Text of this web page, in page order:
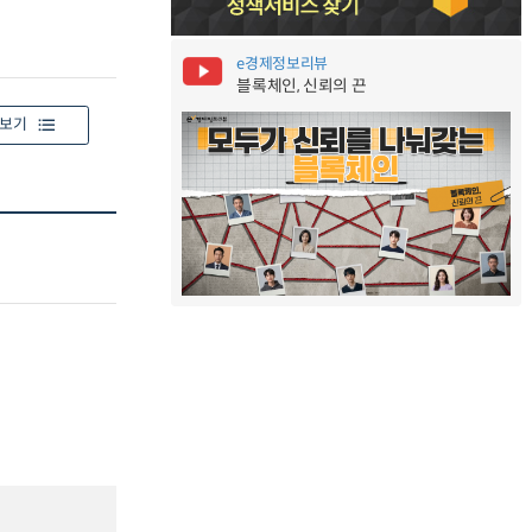
기
e경제정보리뷰
블록체인, 신뢰의 끈